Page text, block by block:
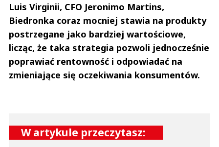
Luis Virginii, CFO Jeronimo Martins,
Biedronka coraz mocniej stawia na produkty
postrzegane jako bardziej wartościowe,
licząc, że taka strategia pozwoli jednocześnie
poprawiać rentowność i odpowiadać na
zmieniające się oczekiwania konsumentów.
W artykule przeczytasz: